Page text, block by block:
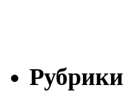
Рубрики